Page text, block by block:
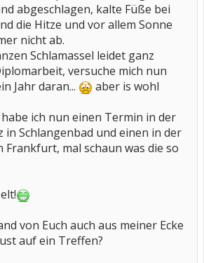
abgeschlagen, kalte Füße bei
die Hitze und vor allem Sonne
nicht ab.
Schlamassel leidet ganz
versuche mich nun
Jahr daran...
aber is wohl
ich nun einen Termin in der
in Schlangenbad und einen in der
Frankfurt, mal schaun was die so
von Euch auch aus meiner Ecke
auf ein Treffen?